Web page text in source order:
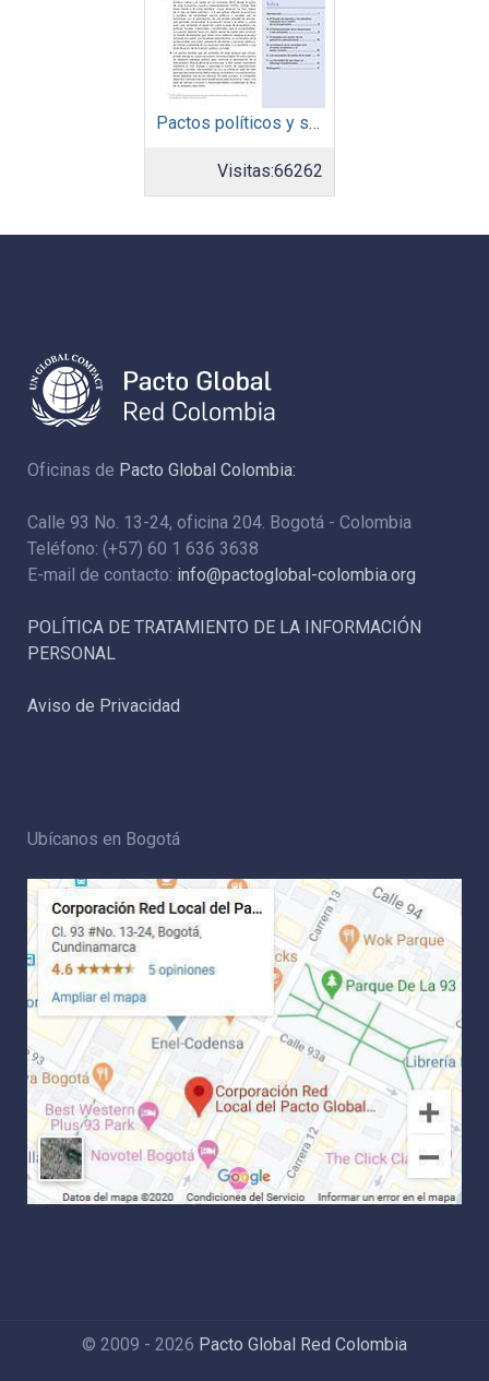
Pactos políticos y sociales para la igualdad y el desarrollo sostenible en América Latina y el Caribe en la recuperación pos COVID-19
Visitas:66262
Oficinas de Pacto Global Colombia:
Calle 93 No. 13-24, oficina 204. Bogotá - Colombia
Teléfono: (+57) 60 1 636 3638
E-mail de contacto: info@pactoglobal-colombia.org
POLÍTICA DE TRATAMIENTO DE LA INFORMACIÓN
PERSONAL
Aviso de Privacidad
Ubícanos en Bogotá
© 2009 - 2026 Pacto Global Red Colombia